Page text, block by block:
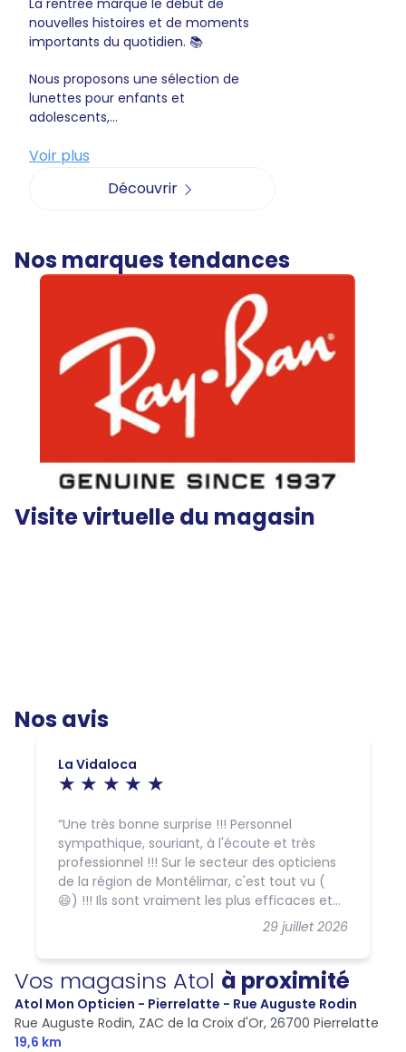
La rentrée marque le début de
nouvelles histoires et de moments
importants du quotidien. 📚
Nous proposons une sélection de
lunettes pour enfants et
adolescents,...
Voir plus
Découvrir
Nos marques tendances
Visite virtuelle du magasin
Nos avis
La Vidaloca
29 juillet 2026
Une très bonne surprise !!! Personnel
sympathique, souriant, à l'écoute et très
professionnel !!! Sur le secteur des opticiens
de la région de Montélimar, c'est tout vu (
😄) !!! Ils sont vraiment les plus efficaces et
Vos magasins Atol à proximité
Atol Mon Opticien - Pierrelatte - Rue Auguste Rodin
Rue Auguste Rodin, ZAC de la Croix d'Or, 26700 Pierrelatte
19,6 km